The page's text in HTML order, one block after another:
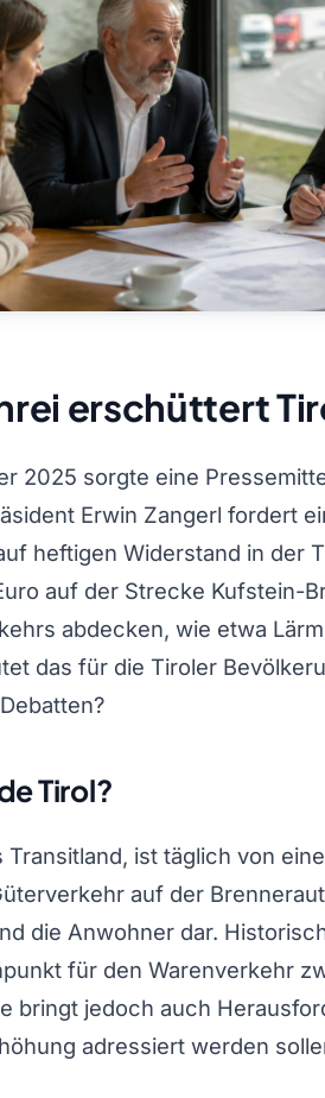
erschüttert
2025 sorgte eine
Erwin Zangerl fordert
heftigen Widerstand in der
auf der Strecke Kufstein-
abdecken, wie etwa
das für die Tiroler
Tirol?
Transitland, ist täglich von
auf der
die Anwohner dar.
für den Warenverkehr
bringt jedoch auch
adressiert werden